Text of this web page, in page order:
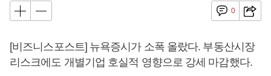
0
[비즈니스포스트] 뉴욕증시가 소폭 올랐다. 부동산시장
리스크에도 개별기업 호실적 영향으로 강세 마감했다.